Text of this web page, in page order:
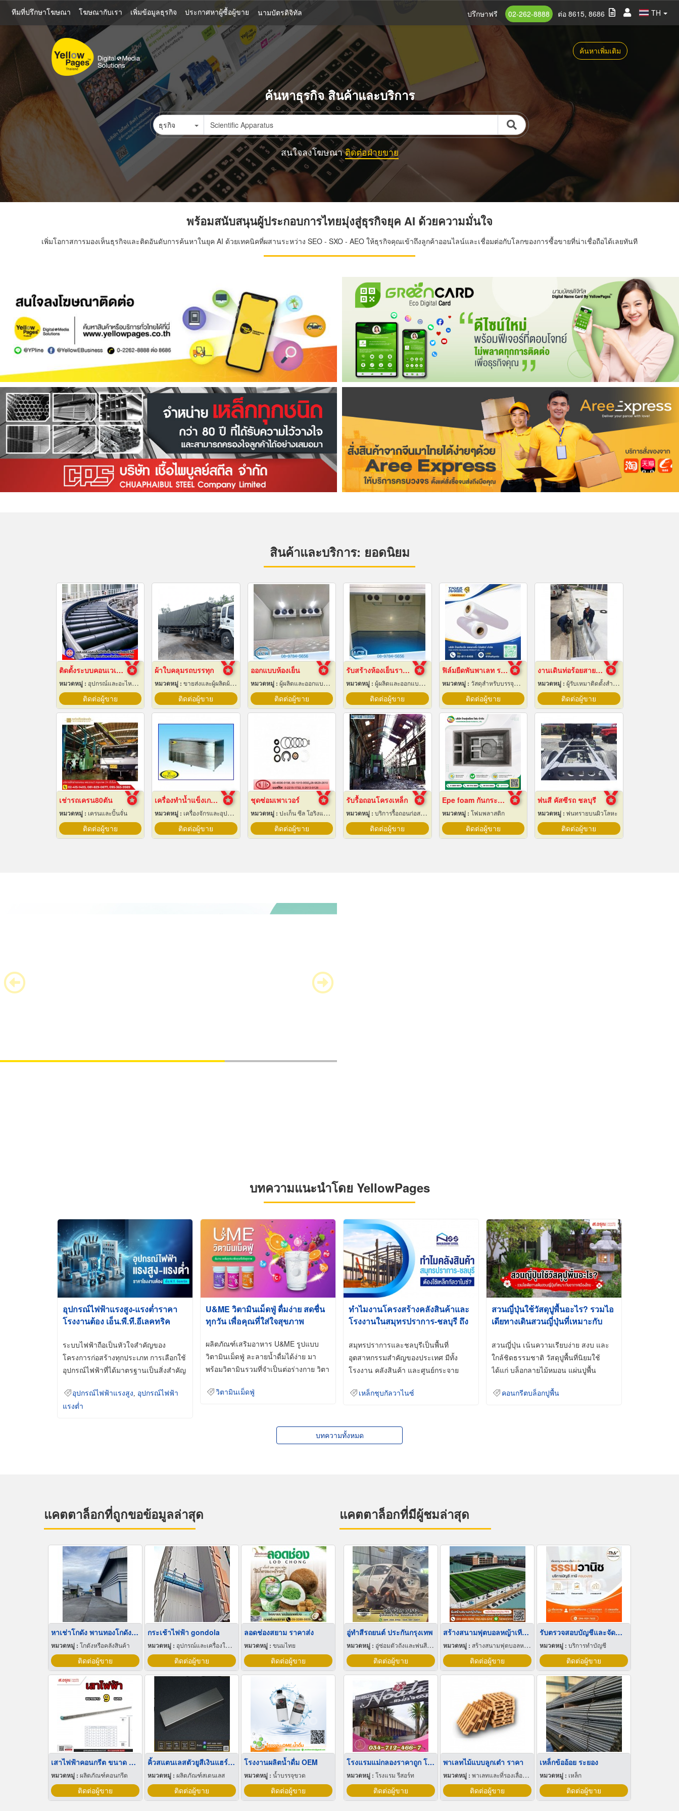
หลัก
ทีมที่ปรึกษาโฆษณา โฆษณากับเรา เพิ่มข้อมูลธุรกิจ ประกาศหาผู้ซื้อผู้ขาย นามบัตรดิจิทัล TH
ปรึกษาฟรี 02-262-8888 ต่อ 8615, 8686
ค้นหาเพิ่มเติม
ค้นหาธุรกิจ สินค้าและบริการ
ธุรกิจ
สนใจลงโฆษณาติดต่อฝ่ายขาย
พร้อมสนับสนุนผู้ประกอบการไทยมุ่งสู่ธุรกิจยุค AI ด้วยความมั่นใจ
เพิ่มโอกาสการมองเห็นธุรกิจและติดอันดับการค้นหาในยุค AI ด้วยเทคนิคที่ผสานระหว่าง SEO - SXO - AEO ให้ธุรกิจคุณเข้าถึงลูกค้าออนไลน์และเชื่อมต่อกับโลกของการซื้อขายที่น่าเชื่อถือได้เลยทันที
สินค้าและบริการ: ยอดนิยม
ติดตั้งระบบคอนเวเยอร์ (conveyor)
หมวดหมู่ : อุปกรณ์และอะไหล่เครื่องลำเลียงวัสดุ
ติดต่อผู้ขาย
ผ้าใบคลุมรถบรรทุก
หมวดหมู่ : ขายส่งและผู้ผลิตผ้าใบ
ติดต่อผู้ขาย
ออกแบบห้องเย็น
หมวดหมู่ : ผู้ผลิตและออกแบบติดตั้งห้องเย็น
ติดต่อผู้ขาย
รับสร้างห้องเย็นราคาถูก
หมวดหมู่ : ผู้ผลิตและออกแบบติดตั้งห้องเย็น
ติดต่อผู้ขาย
ฟิล์มยืดพันพาเลท ราคาส่ง
หมวดหมู่ : วัสดุสำหรับบรรจุหีบห่อเครื่องจักรกล
ติดต่อผู้ขาย
งานเดินท่อร้อยสายไฟฟ้า ระยอง
หมวดหมู่ : ผู้รับเหมาติดตั้งสำหรับบ้านและโรงงานไฟฟ้า
ติดต่อผู้ขาย
เช่ารถเครน80ตัน
หมวดหมู่ : เครนและปั้นจั่น
ติดต่อผู้ขาย
เครื่องทำน้ำแข็งเกล็ด เชียงใหม่
หมวดหมู่ : เครื่องจักรและอุปกรณ์ผลิตน้ำแข็ง
ติดต่อผู้ขาย
ชุดซ่อมเพาเวอร์
หมวดหมู่ : ปะเก็น ซีล โอริงและออยซีล
ติดต่อผู้ขาย
รับรื้อถอนโครงเหล็ก
หมวดหมู่ : บริการรื้อถอนก่อสร้าง
ติดต่อผู้ขาย
Epe foam กันกระแทก
หมวดหมู่ : โฟมพลาสติก
ติดต่อผู้ขาย
พ่นสี คัสซีรถ ชลบุรี
หมวดหมู่ : พ่นทรายบนผิวโลหะ
ติดต่อผู้ขาย
บทความแนะนำโดย YellowPages
อุปกรณ์ไฟฟ้าแรงสูง-แรงต่ำราคา
โรงงานต้อง เอ็น.พี.ที.อีเลคทริค
ระบบไฟฟ้าถือเป็นหัวใจสำคัญของ
โครงการก่อสร้างทุกประเภท การเลือกใช้
อุปกรณ์ไฟฟ้าที่ได้มาตรฐานเป็นสิ่งสำคัญ
อุปกรณ์ไฟฟ้าแรงสูง
อุปกรณ์ไฟฟ้า
แรงต่ำ
U&ME วิตามินเม็ดฟู่ ดื่มง่าย สดชื่น
ทุกวัน เพื่อคุณที่ใส่ใจสุขภาพ
ผลิตภัณฑ์เสริมอาหาร U&ME รูปแบบ
วิตามินเม็ดฟู่ ละลายน้ำดื่มได้ง่าย มา
พร้อมวิตามินรวมที่จำเป็นต่อร่างกาย วิตา
วิตามินเม็ดฟู่
ทำไมงานโครงสร้างคลังสินค้าและ
โรงงานในสมุทรปราการ-ชลบุรี ถึง
Galvanized)
สมุทรปราการและชลบุรีเป็นพื้นที่
อุตสาหกรรมสำคัญของประเทศ มีทั้ง
โรงงาน คลังสินค้า และศูนย์กระจาย
เหล็กชุบกัลวาไนซ์
สวนญี่ปุ่นใช้วัสดุปูพื้นอะไร? รวมไอ
เดียทางเดินสวนญี่ปุ่นที่เหมาะกับ
สวนญี่ปุ่น เน้นความเรียบง่าย สงบ และ
ใกล้ชิดธรรมชาติ วัสดุปูพื้นที่นิยมใช้
ได้แก่ บล็อกลายไม้หมอน แผ่นปูพื้น
คอนกรีตบล็อกปูพื้น
บทความทั้งหมด
แคตตาล็อกที่ถูกขอข้อมูลล่าสุด
หาเช่าโกดัง พานทองโกดังให้เช่าราคาถูก
หมวดหมู่ : โกดังหรือคลังสินค้า
ติดต่อผู้ขาย
กระเช้าไฟฟ้า gondola
หมวดหมู่ : อุปกรณ์และเครื่องใช้ก่อสร้าง
ติดต่อผู้ขาย
ลอดช่องสยาม ราคาส่ง
หมวดหมู่ :ขนมไทย
ติดต่อผู้ขาย
เสาไฟฟ้าคอนกรีต ขนาด 9 เมตร มาตรฐานการไฟฟ้าส่วนภูมิภาค
หมวดหมู่ : ผลิตภัณฑ์คอนกรีต
ติดต่อผู้ขาย
คิ้วสแตนเลสตัวยูสีเงินแฮร์ไลน์
หมวดหมู่ : ผลิตภัณฑ์สเตนเลส
ติดต่อผู้ขาย
โรงงานผลิตน้ำดื่ม OEM
หมวดหมู่ :น้ำบรรจุขวด
ติดต่อผู้ขาย
แคตตาล็อกที่มีผู้ชมล่าสุด
อู่ทําสีรถยนต์ ประกันกรุงเทพ
หมวดหมู่ : อู่ซ่อมตัวถังและพ่นสีรถยนต์
ติดต่อผู้ขาย
สร้างสนามฟุตบอลหญ้าเทียม11คน
หมวดหมู่ : สร้างสนามฟุตบอลหญ้าเทียม
ติดต่อผู้ขาย
รับตรวจสอบบัญชีและจัดทำงบการเงิน
หมวดหมู่ :บริการทำบัญชี
ติดต่อผู้ขาย
โรงแรมแม่กลองราคาถูก โรงแรมโนอาห์แม่กลอง
หมวดหมู่ : โรงแรม รีสอร์ท
ติดต่อผู้ขาย
พาเลทไม้แบบลูกเต๋า ราคา
หมวดหมู่ : พาเลทและที่รองเลื่อนกะบะ
ติดต่อผู้ขาย
เหล็กข้ออ้อย ระยอง
หมวดหมู่ : เหล็ก
ติดต่อผู้ขาย